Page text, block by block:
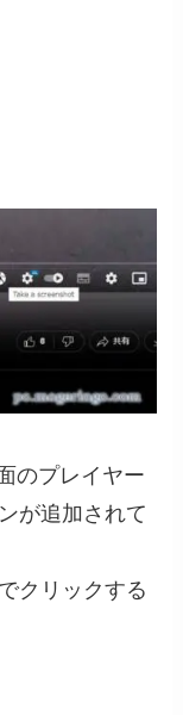
のプレイヤー
が追加されて
クリックする